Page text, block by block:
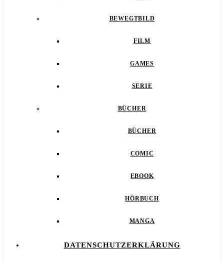
BEWEGTBILD
FILM
GAMES
SERIE
BÜCHER
BÜCHER
COMIC
EBOOK
HÖRBUCH
MANGA
DATENSCHUTZERKLÄRUNG